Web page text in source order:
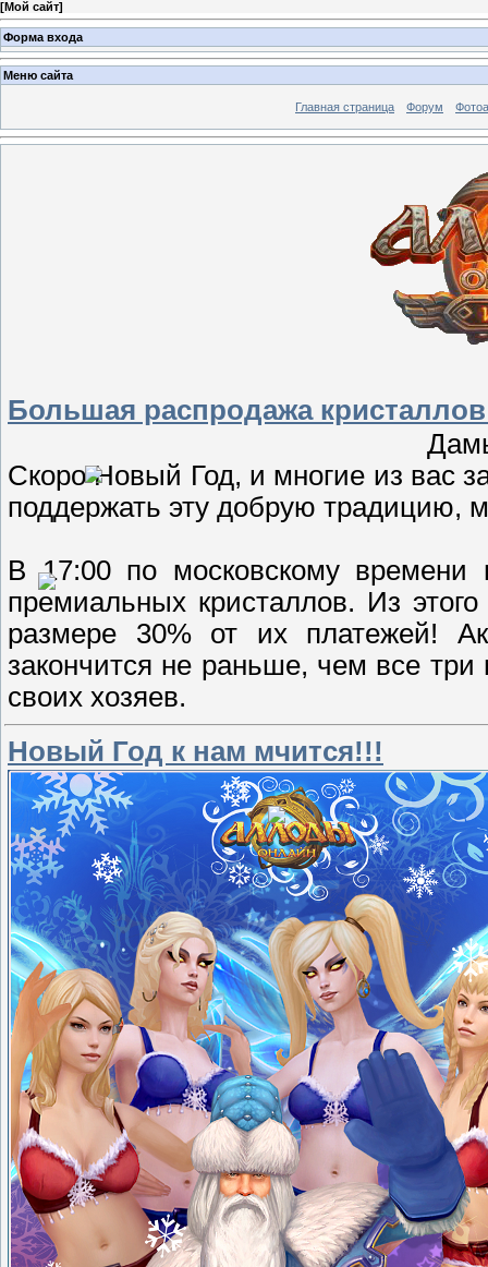
[Мой сайт]
Форма входа
Меню сайта
Главная страница Форум
Большая распродажа
Скоро Новый Год, и многие из вас
поддержать эту добрую традицию,
В 17:00 по московскому
премиальных кристаллов. Из
размере 30% от их платежей!
закончится не раньше, чем все
своих хозяев.
Новый Год к нам мчится!!!